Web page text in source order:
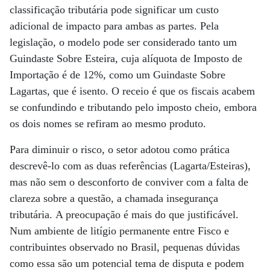
classificação tributária pode significar um custo
adicional de impacto para ambas as partes. Pela
legislação, o modelo pode ser considerado tanto um
Guindaste Sobre Esteira, cuja alíquota de Imposto de
Importação é de 12%, como um Guindaste Sobre
Lagartas, que é isento. O receio é que os fiscais acabem
se confundindo e tributando pelo imposto cheio, embora
os dois nomes se refiram ao mesmo produto.
Para diminuir o risco, o setor adotou como prática
descrevê-lo com as duas referências (Lagarta/Esteiras),
mas não sem o desconforto de conviver com a falta de
clareza sobre a questão, a chamada insegurança
tributária. A preocupação é mais do que justificável.
Num ambiente de litígio permanente entre Fisco e
contribuintes observado no Brasil, pequenas dúvidas
como essa são um potencial tema de disputa e podem